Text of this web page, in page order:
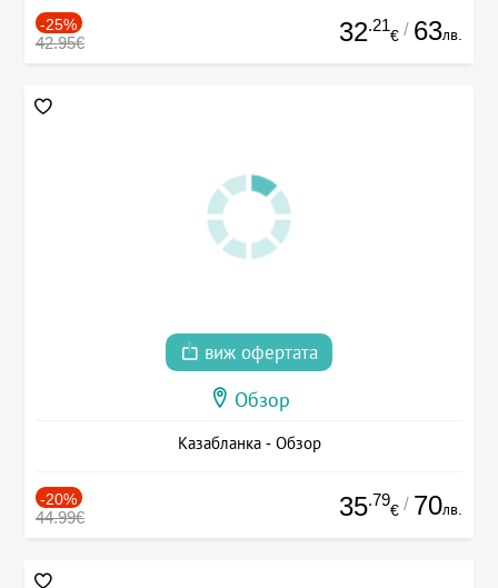
-25%
42.95€ 32.21
€ / 63лв.
виж офертата
Обзор
Казабланка - Обзор
-20%
44.99€ 35.79
€ / 70лв.